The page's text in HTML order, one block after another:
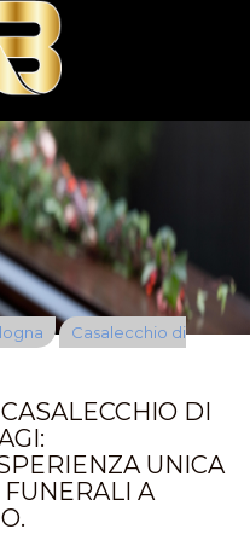
Casalecchio di
DI
UNICA
A